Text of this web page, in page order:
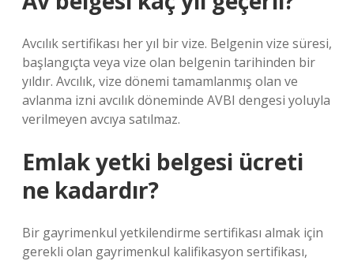
Avcılık sertifikası her yıl bir vize. Belgenin vize süresi,
başlangıçta veya vize olan belgenin tarihinden bir
yıldır. Avcılık, vize dönemi tamamlanmış olan ve
avlanma izni avcılık döneminde AVBI dengesi yoluyla
verilmeyen avcıya satılmaz.
Emlak yetki belgesi ücreti
ne kadardır?
Bir gayrimenkul yetkilendirme sertifikası almak için
gerekli olan gayrimenkul kalifikasyon sertifikası,